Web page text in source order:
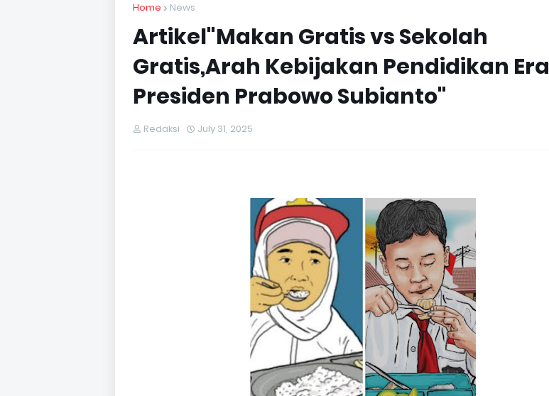
Home News
Artikel"Makan Gratis vs Sekolah
Gratis,Arah Kebijakan Pendidikan Era
Presiden Prabowo Subianto"
Redaksi July 31, 2025